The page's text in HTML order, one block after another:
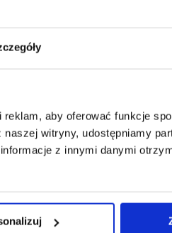
aby oferować funkcje
witryny, udostępniamy
z innymi danymi
żywopłotów?
3.